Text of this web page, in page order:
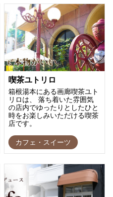
喫茶ユトリロ
箱根湯本にある画廊喫茶ユト
リロは、 落ち着いた雰囲気
の店内でゆったりとしたひと
時をお楽しみいただける喫茶
店です。
カフェ・スイーツ